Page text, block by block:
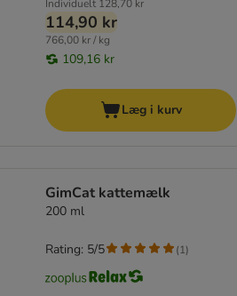
Individuelt 128,70 kr
114,90 kr
766,00 kr / kg
109,16 kr
Læg i kurv
GimCat kattemælk
200 ml
Rating: 5/5 (1)